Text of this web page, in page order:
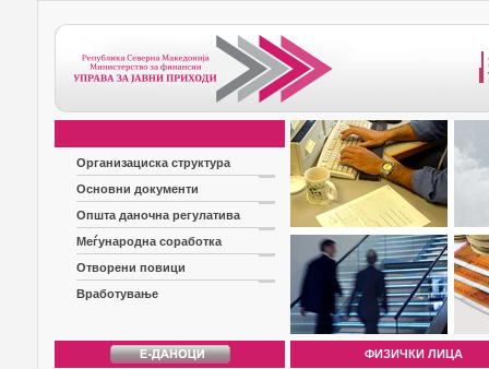
Организациска структура
Основни документи
Општа даночна регулатива
Меѓународна соработка
Отворени повици
Вработување
ФИЗИЧКИ ЛИЦА